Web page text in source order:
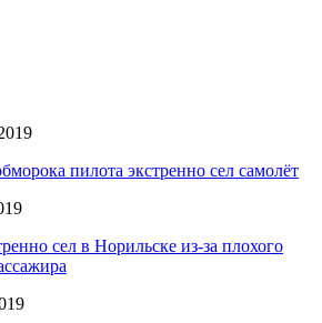
пилота экстренно сел самолёт
сел в Норильске из-за плохого